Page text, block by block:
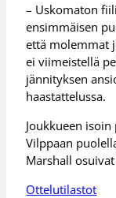
– Uskomaton
ensimmäisen
että molemmat
ei viimeistellä
jännityksen
haastattelussa.
Joukkueen
Vilppaan
Marshall
Ottelutilastot